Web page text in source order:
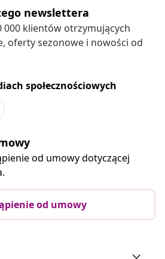
newslettera
000 klientów otrzymujących
oferty sezonowe i nowości od
społecznościowych
od umowy dotyczącej
od umowy